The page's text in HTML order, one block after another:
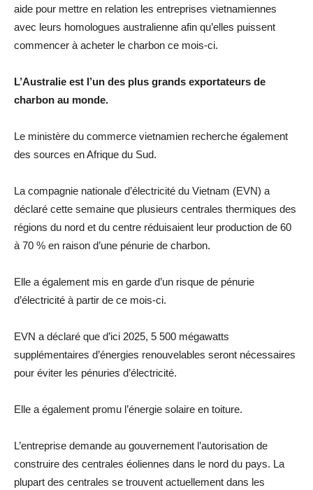
aide pour mettre en relation les entreprises vietnamiennes
avec leurs homologues australienne afin qu’elles puissent
commencer à acheter le charbon ce mois-ci.
L’Australie est l’un des plus grands exportateurs de
charbon au monde.
Le ministère du commerce vietnamien recherche également
des sources en Afrique du Sud.
La compagnie nationale d’électricité du Vietnam (EVN) a
déclaré cette semaine que plusieurs centrales thermiques des
régions du nord et du centre réduisaient leur production de 60
à 70 % en raison d’une pénurie de charbon.
Elle a également mis en garde d’un risque de pénurie
d’électricité à partir de ce mois-ci.
EVN a déclaré que d’ici 2025, 5 500 mégawatts
supplémentaires d’énergies renouvelables seront nécessaires
pour éviter les pénuries d’électricité.
Elle a également promu l’énergie solaire en toiture.
L’entreprise demande au gouvernement l’autorisation de
construire des centrales éoliennes dans le nord du pays. La
plupart des centrales se trouvent actuellement dans les